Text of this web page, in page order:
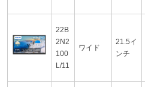
22B
2N2
100
L/11
ワイド
21.5イ
ンチ